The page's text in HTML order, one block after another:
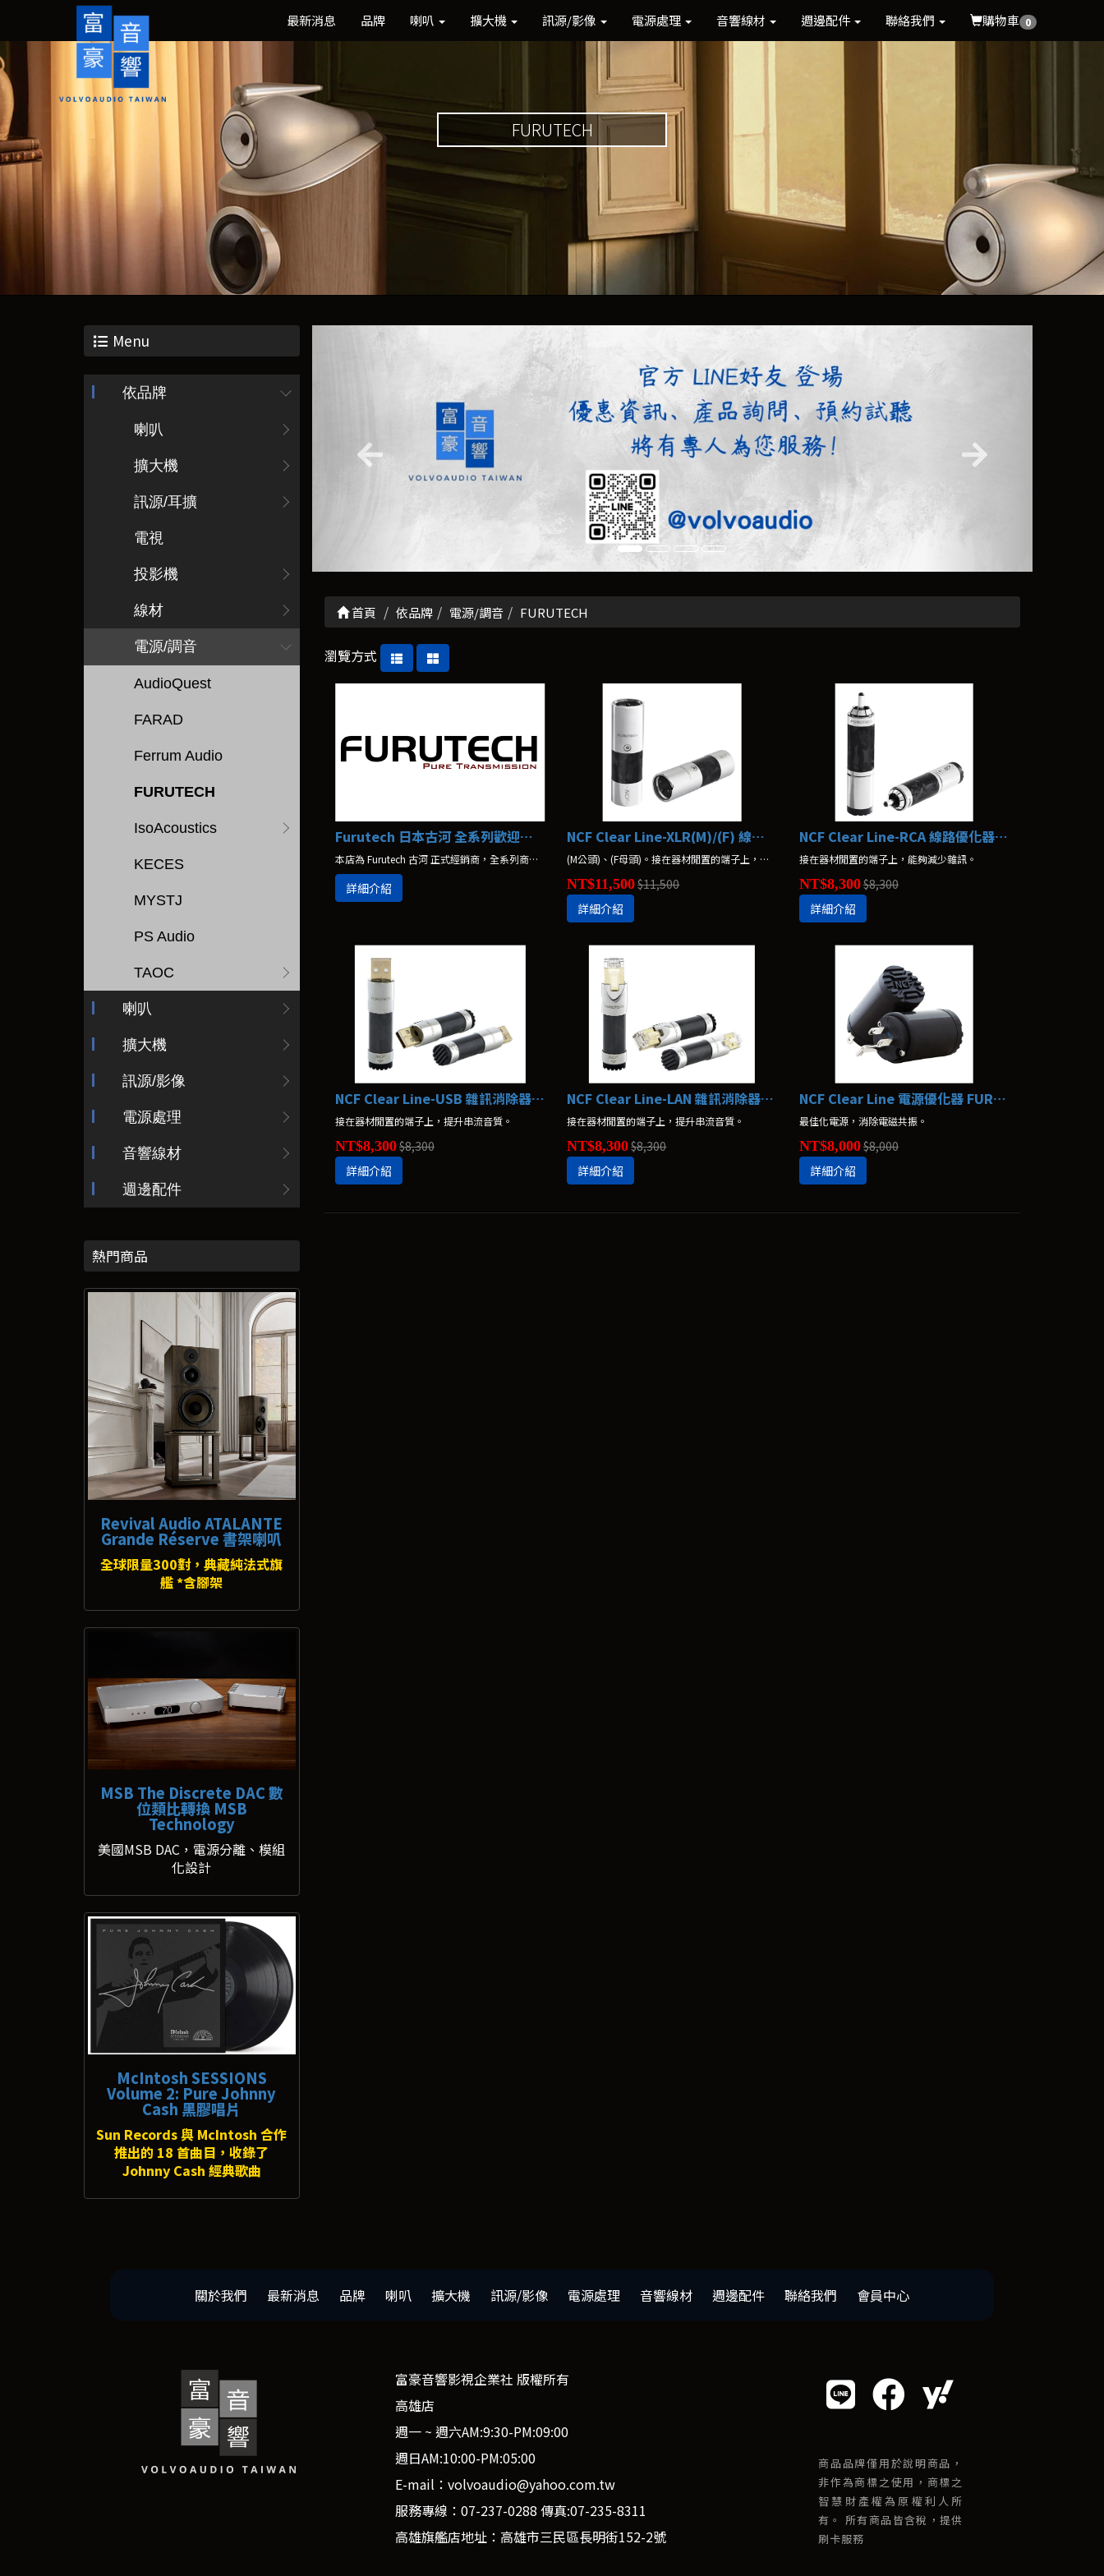
最新消息 品牌 喇叭 擴大機 訊源/影像 電源處理 音響線材 週邊配件 聯絡我們 購物車 0
FURUTECH
Menu
依品牌
喇叭
擴大機
訊源/耳擴
電視
投影機
線材
電源/調音
AudioQuest
FARAD
Ferrum Audio
FURUTECH
IsoAcoustics
KECES
MYSTJ
PS Audio
TAOC
喇叭
擴大機
訊源/影像
電源處理
音響線材
週邊配件
熱門商品
Revival Audio ATALANTE
Grande Réserve 書架喇叭
全球限量300對，典藏純法式旗
艦 *含腳架
MSB The Discrete DAC 數
位類比轉換 MSB
Technology
美國MSB DAC，電源分離、模組
化設計
McIntosh SESSIONS
Volume 2: Pure Johnny
Cash 黑膠唱片
Sun Records 與 McIntosh 合作
推出的 18 首曲目，收錄了
Johnny Cash 經典歌曲
首頁 依品牌 電源/調音 FURUTECH
瀏覽方式
Furutech 日本古河 全系列歡迎詢問
本店為 Furutech 古河 正式經銷商，全系列商品歡迎詢問。
詳細介紹
NCF Clear Line-XLR(M)/(F) 線路優化器 FURUTECH
(M公頭)、(F母頭)。接在器材閒置的端子上，能夠減少雜訊。
NT$11,500$11,500
詳細介紹
NCF Clear Line-RCA 線路優化器 FURUTECH
接在器材閒置的端子上，能夠減少雜訊。
NT$8,300$8,300
詳細介紹
NCF Clear Line-USB 雜訊消除器 FURUTECH
接在器材閒置的端子上，提升串流音質。
NT$8,300$8,300
詳細介紹
NCF Clear Line-LAN 雜訊消除器 FURUTECH
接在器材閒置的端子上，提升串流音質。
NT$8,300$8,300
詳細介紹
NCF Clear Line 電源優化器 FURUTECH
最佳化電源，消除電磁共振。
NT$8,000$8,000
詳細介紹
關於我們 最新消息 品牌 喇叭 擴大機 訊源/影像 電源處理 音響線材 週邊配件 聯絡我們 會員中心
富豪音響影視企業社 版權所有
高雄店
週一 ~ 週六AM:9:30-PM:09:00
週日AM:10:00-PM:05:00
E-mail：volvoaudio@yahoo.com.tw
服務專線：07-237-0288 傳真:07-235-8311
高雄旗艦店地址：高雄市三民區長明街152-2號
商品品牌僅用於說明商品，
非作為商標之使用，商標之
智慧財產權為原權利人所
有。 所有商品皆含稅，提供
刷卡服務